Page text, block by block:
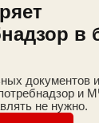
в
документов
и
не нужно.